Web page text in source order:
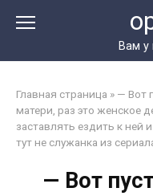
Вам у
Главная страница » — Вот
матери, раз это женское
заставлять ездить к ней
тут не служанка из
— Вот